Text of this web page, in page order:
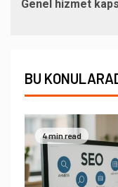
Genel hizmet
BU
4 min read